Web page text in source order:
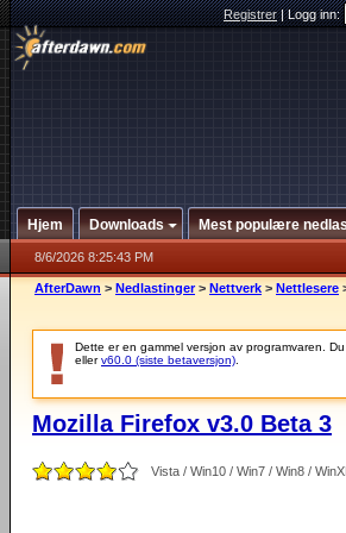
Registrer|Logg inn:
Hjem Downloads Mest populære
8/6/2026 8:25:43 PM
AfterDawn > Nedlastinger > Nettverk > Nettlesere
Dette er en gammel versjon av programvaren.
ellerv60.0 (siste betaversjon)
Mozilla Firefox v3.0 Beta 3
Vista / Win10 / Win7 / Win8 /